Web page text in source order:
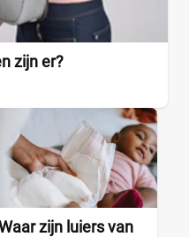
zijn er?
zijn luiers van